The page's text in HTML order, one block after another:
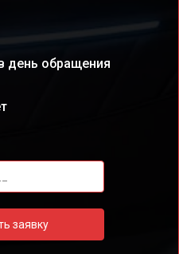
день обращения
заявку